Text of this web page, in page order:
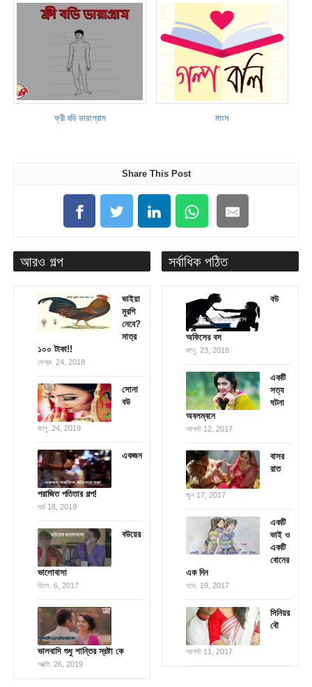
ফ্রী বডি ডায়াগ্রাম মাংস
Share This Post
আরও গল্প
ভাইয়া
মুরগি
নেবে?
মাত্র
১০০ টাকা!!
ফেব্রু. 24, 2018
সোনা
বউ
জানু. 24, 2019
একজন
পরাজিত পতিতার গল্প!
মার্চ 18, 2019
বউয়ের
ভালোবাসা
ডিসে. 6, 2017
ভালবাসি শুধু শান্তির স্রষ্টা কে
অক্টো. 26, 2019
সর্বাধিক পঠিত
বউ
অফিসের বস
জানু. 23, 2018
একটি
সত্য
ঘটনা
অবলম্বনে
আগস্ট 12, 2017
বাসর
রাত
জুন 17, 2017
একটি
ভাই ও
একটি
বোনের
এক দিন
নভে. 19, 2017
সিনিয়র
বৌ
আগস্ট 11, 2017